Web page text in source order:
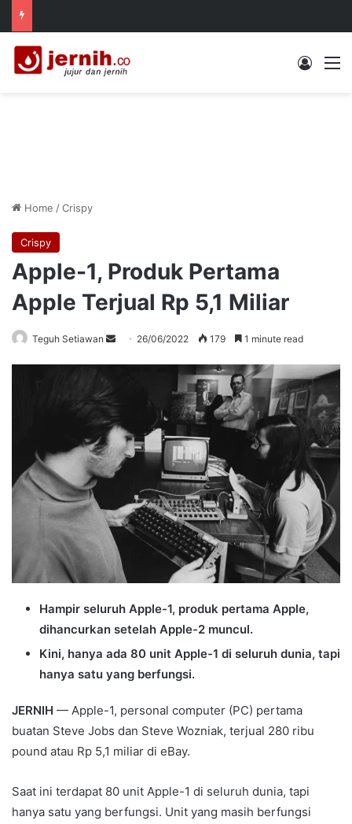
Log In
Home /Crispy
Crispy
Apple-1, Produk Pertama
Apple Terjual Rp 5,1 Miliar
Teguh Setiawan
Send 26/06/2022 179 1 minute read
Hampir seluruh Apple-1, produk pertama Apple,
dihancurkan setelah Apple-2 muncul.
Kini, hanya ada 80 unit Apple-1 di seluruh dunia, tapi
hanya satu yang berfungsi.
JERNIH — Apple-1, personal computer (PC) pertama
buatan Steve Jobs dan Steve Wozniak, terjual 280 ribu
pound atau Rp 5,1 miliar di eBay.
Saat ini terdapat 80 unit Apple-1 di seluruh dunia, tapi
hanya satu yang berfungsi. Unit yang masih berfungsi